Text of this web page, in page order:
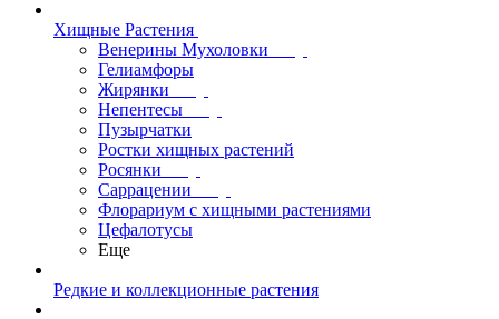
Хищные Растения
Венерины Мухоловки
Гелиамфоры
Жирянки
Непентесы
Пузырчатки
Ростки хищных растений
Росянки
Саррацении
Флорариум с хищными растениями
Цефалотусы
Еще
Редкие и коллекционные растения